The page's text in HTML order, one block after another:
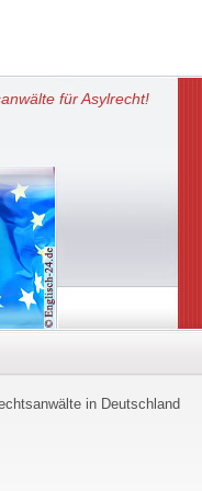
für Asylrecht!
in Deutschland